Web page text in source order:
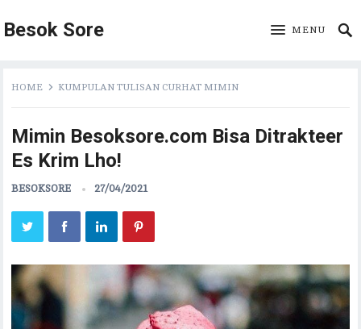
Besok Sore MENU
HOME KUMPULAN TULISAN CURHAT MIMIN
Mimin Besoksore.com Bisa Ditrakteer
Es Krim Lho!
BESOKSORE 27/04/2021